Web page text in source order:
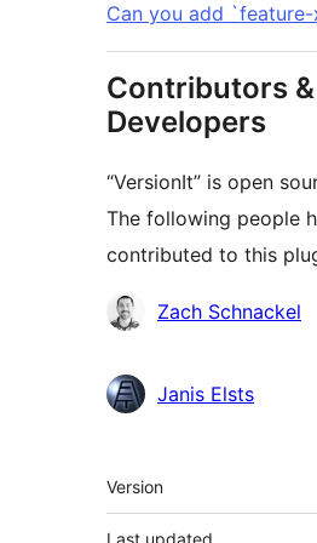
Can you add
Contributors &
Developers
“VersionIt” is open
The following people
contributed to this
Contributors
Zach Schnackel
Janis Elsts
Meta
Version